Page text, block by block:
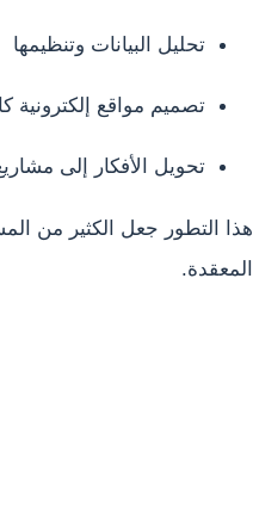
تحليل البيانات وتنظيمها
تصميم مواقع إلكترونية
تحويل الأفكار إلى
هذا التطور جعل الكثير من
المعقدة.